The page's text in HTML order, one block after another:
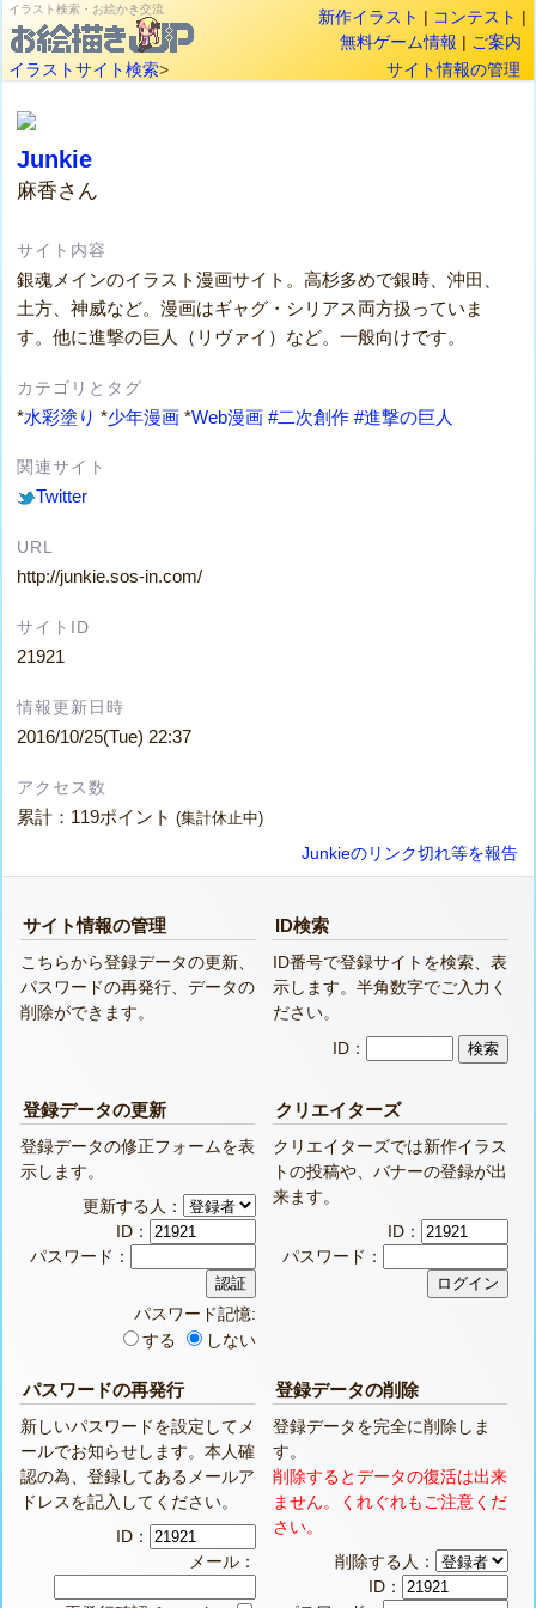
イラスト検索・お絵かき交流 新作イラスト | コンテスト |
無料ゲーム情報 | ご案内
イラストサイト検索> サイト情報の管理
Junkie
麻香さん
サイト内容
銀魂メインのイラスト漫画サイト。高杉多めで銀時、沖田、
土方、神威など。漫画はギャグ・シリアス両方扱っていま
す。他に進撃の巨人（リヴァイ）など。一般向けです。
カテゴリとタグ
*水彩塗り *少年漫画 *Web漫画 #二次創作 #進撃の巨人
関連サイト
Twitter
URL
http://junkie.sos-in.com/
サイトID
21921
情報更新日時
2016/10/25(Tue) 22:37
アクセス数
累計：119ポイント(集計休止中)
Junkieのリンク切れ等を報告
サイト情報の管理
こちらから登録データの更新、
パスワードの再発行、データの
削除ができます。
ID検索
ID番号で登録サイトを検索、表
示します。半角数字でご入力く
ださい。
ID：
登録データの更新
登録データの修正フォームを表
示します。
更新する人：
ID：
パスワード：
パスワード記憶:
する
しない
クリエイターズ
クリエイターズでは新作イラス
トの投稿や、バナーの登録が出
来ます。
ID：
パスワード：
パスワードの再発行
新しいパスワードを設定してメ
ールでお知らせします。本人確
認の為、登録してあるメールア
ドレスを記入してください。
ID：
メール：
登録データの削除
登録データを完全に削除しま
す。
削除するとデータの復活は出来
ません。くれぐれもご注意くだ
さい。
削除する人：
ID：